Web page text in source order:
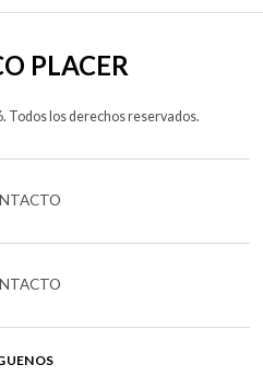
PLACER
Todos los derechos reservados.